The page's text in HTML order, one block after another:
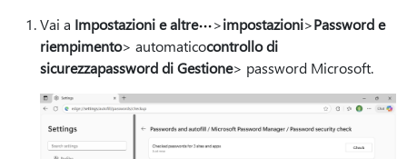
Vai a Impostazioni e altre >impostazioni>Password e
riempimento> automaticocontrollo di
sicurezzapassword di Gestione> password Microsoft.